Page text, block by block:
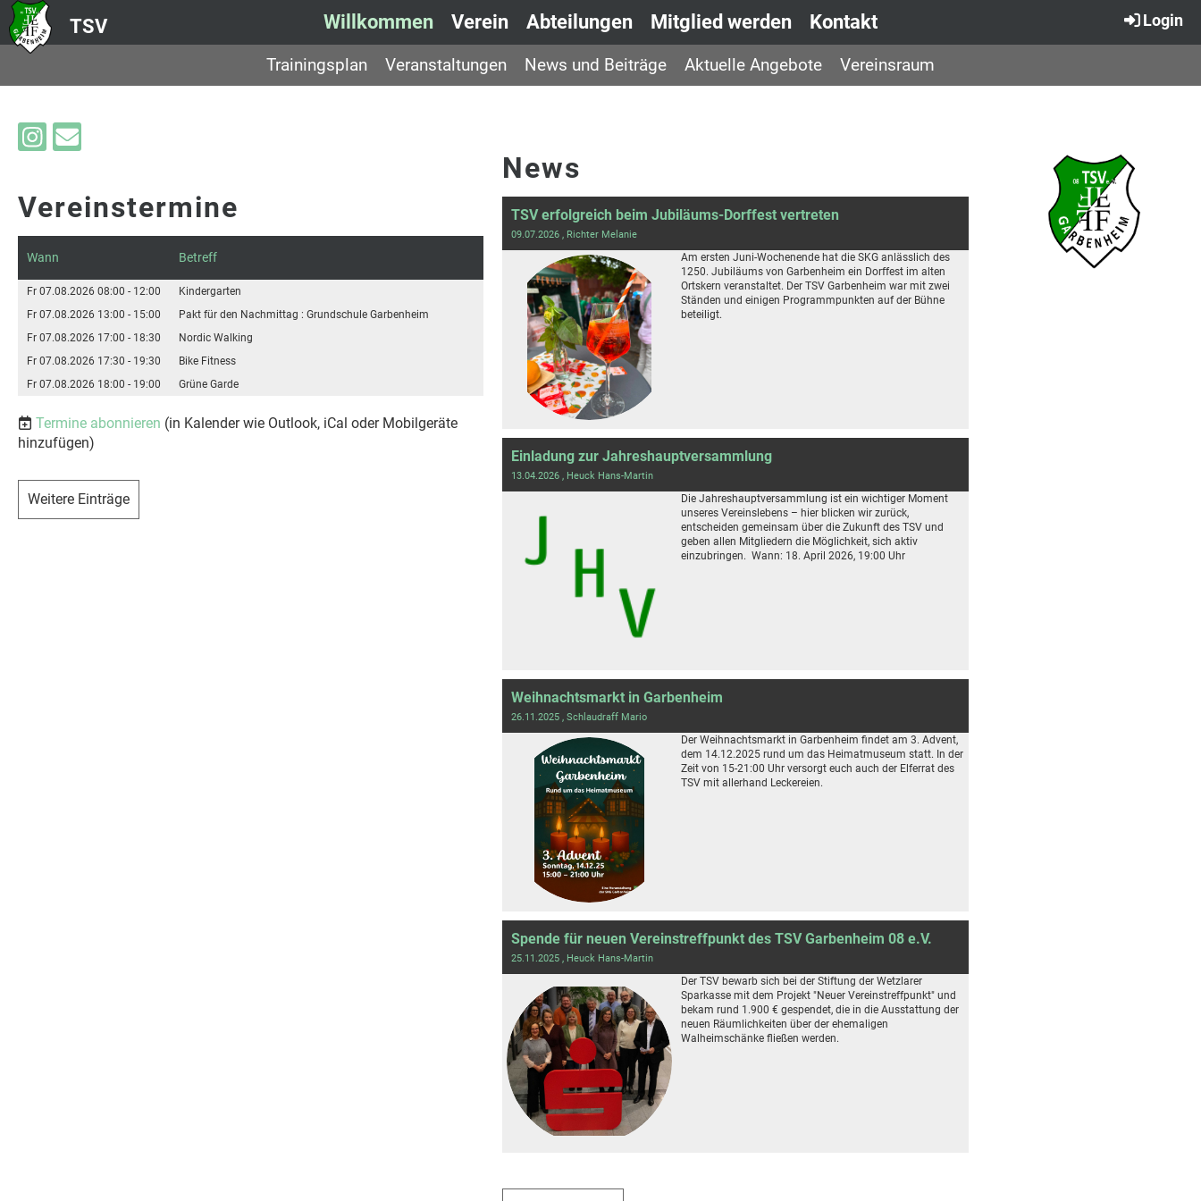
TSV Willkommen Verein Abteilungen Mitglied werden Kontakt Login
Trainingsplan Veranstaltungen News und Beiträge Aktuelle Angebote Vereinsraum
Vereinstermine
Wann Betreff
Fr 07.08.2026 08:00 - 12:00
Kindergarten
Fr 07.08.2026 13:00 - 15:00
Pakt für den Nachmittag : Grundschule Garbenheim
Fr 07.08.2026 17:00 - 18:30
Nordic Walking
Fr 07.08.2026 17:30 - 19:30
Bike Fitness
Fr 07.08.2026 18:00 - 19:00
Grüne Garde
Termine abonnieren (in Kalender wie Outlook, iCal oder Mobilgeräte
hinzufügen)
Weitere Einträge
News
TSV erfolgreich beim Jubiläums-Dorffest vertreten
09.07.2026, Richter Melanie
Am ersten Juni-Wochenende hat die SKG anlässlich des
1250. Jubiläums von Garbenheim ein Dorffest im alten
Ortskern veranstaltet. Der TSV Garbenheim war mit zwei
Ständen und einigen Programmpunkten auf der Bühne
beteiligt.
Einladung zur Jahreshauptversammlung
13.04.2026, Heuck Hans-Martin
Die Jahreshauptversammlung ist ein wichtiger Moment
unseres Vereinslebens – hier blicken wir zurück,
entscheiden gemeinsam über die Zukunft des TSV und
geben allen Mitgliedern die Möglichkeit, sich aktiv
einzubringen. Wann: 18. April 2026, 19:00 Uhr
Weihnachtsmarkt in Garbenheim
26.11.2025, Schlaudraff Mario
Der Weihnachtsmarkt in Garbenheim findet am 3. Advent,
dem 14.12.2025 rund um das Heimatmuseum statt. In der
Zeit von 15-21:00 Uhr versorgt euch auch der Elferrat des
TSV mit allerhand Leckereien.
Spende für neuen Vereinstreffpunkt des TSV Garbenheim 08 e.V.
25.11.2025, Heuck Hans-Martin
Der TSV bewarb sich bei der Stiftung der Wetzlarer
Sparkasse mit dem Projekt "Neuer Vereinstreffpunkt" und
bekam rund 1.900 € gespendet, die in die Ausstattung der
neuen Räumlichkeiten über der ehemaligen
Walheimschänke fließen werden.